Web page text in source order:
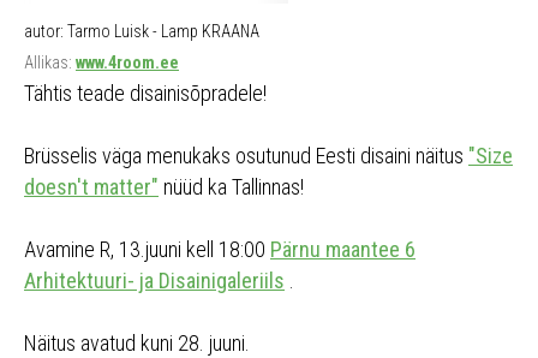
autor: Tarmo Luisk - Lamp KRAANA
Allikas: www.4room.ee
Tähtis teade disainisõpradele!
Brüsselis väga menukaks osutunud Eesti disaini näitus "Size
doesn't matter" nüüd ka Tallinnas!
Avamine R, 13.juuni kell 18:00 Pärnu maantee 6
Arhitektuuri- ja Disainigaleriils
Näitus avatud kuni 28. juuni.